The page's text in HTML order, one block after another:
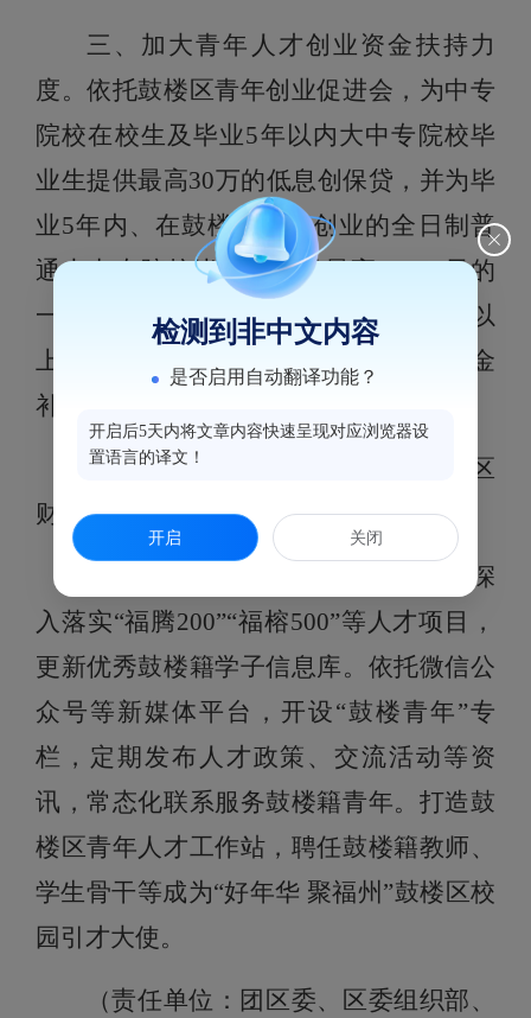
三、加大青年人才创业资金扶持力
度。依托鼓楼区青年创业促进会，为中专
院校在校生及毕业5年以内大中专院校毕
业生提供最高30万的低息创保贷，并为毕
业5年内、在鼓楼区首次创业的全日制普
通大中专院校毕业生给予最高10000元的
一次性创业补贴，对租用经营场地1年以
上的提供最高5000元/年（共2年）的租金
补贴。
（责任单位：团区委、区人社局、区
财政局）
深
入落实“福腾200”“福榕500”等人才项目，
更新优秀鼓楼籍学子信息库。依托微信公
众号等新媒体平台，开设“鼓楼青年”专
栏，定期发布人才政策、交流活动等资
讯，常态化联系服务鼓楼籍青年。打造鼓
楼区青年人才工作站，聘任鼓楼籍教师、
学生骨干等成为“好年华 聚福州”鼓楼区校
园引才大使。
（责任单位：团区委、区委组织部、
检测到非中文内容
是否启用自动翻译功能？
开启后5天内将文章内容快速呈现对应浏览器设
置语言的译文！
开启 关闭